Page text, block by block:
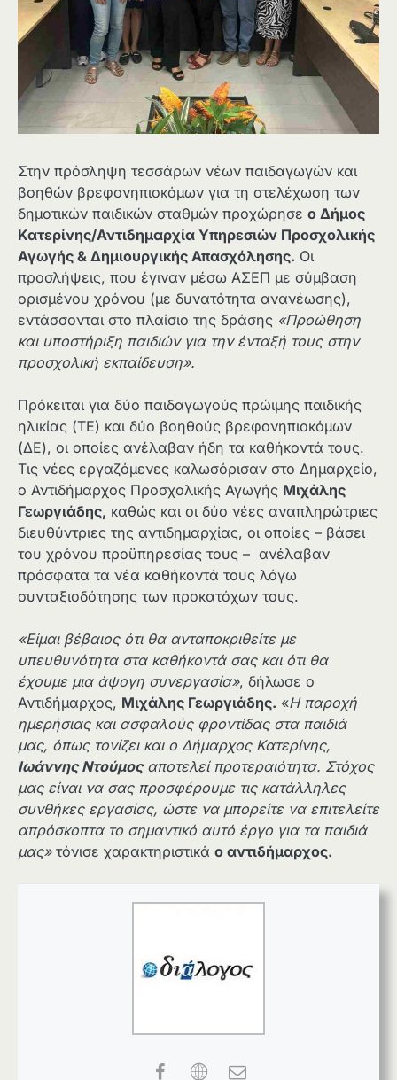
Στην πρόσληψη τεσσάρων νέων παιδαγωγών και
βοηθών βρεφονηπιοκόμων για τη στελέχωση των
δημοτικών παιδικών σταθμών προχώρησε ο Δήμος
Κατερίνης/Αντιδημαρχία Υπηρεσιών Προσχολικής
Αγωγής & Δημιουργικής Απασχόλησης. Οι
προσλήψεις, που έγιναν μέσω ΑΣΕΠ με σύμβαση
ορισμένου χρόνου (με δυνατότητα ανανέωσης),
εντάσσονται στο πλαίσιο της δράσης «Προώθηση
και υποστήριξη παιδιών για την ένταξή τους στην
προσχολική εκπαίδευση».
Πρόκειται για δύο παιδαγωγούς πρώιμης παιδικής
ηλικίας (ΤΕ) και δύο βοηθούς βρεφονηπιοκόμων
(ΔΕ), οι οποίες ανέλαβαν ήδη τα καθήκοντά τους.
Τις νέες εργαζόμενες καλωσόρισαν στο Δημαρχείο,
ο Αντιδήμαρχος Προσχολικής Αγωγής Μιχάλης
Γεωργιάδης, καθώς και οι δύο νέες αναπληρώτριες
διευθύντριες της αντιδημαρχίας, οι οποίες – βάσει
του χρόνου προϋπηρεσίας τους – ανέλαβαν
πρόσφατα τα νέα καθήκοντά τους λόγω
συνταξιοδότησης των προκατόχων τους.
«Είμαι βέβαιος ότι θα ανταποκριθείτε με
υπευθυνότητα στα καθήκοντά σας και ότι θα
έχουμε μια άψογη συνεργασία», δήλωσε ο
Αντιδήμαρχος, Μιχάλης Γεωργιάδης. «Η παροχή
ημερήσιας και ασφαλούς φροντίδας στα παιδιά
μας, όπως τονίζει και ο Δήμαρχος Κατερίνης,
Ιωάννης Ντούμοςαποτελεί προτεραιότητα. Στόχος
μας είναι να σας προσφέρουμε τις κατάλληλες
συνθήκες εργασίας, ώστε να μπορείτε να επιτελείτε
απρόσκοπτα το σημαντικό αυτό έργο για τα παιδιά
μας» τόνισε χαρακτηριστικά ο αντιδήμαρχος.